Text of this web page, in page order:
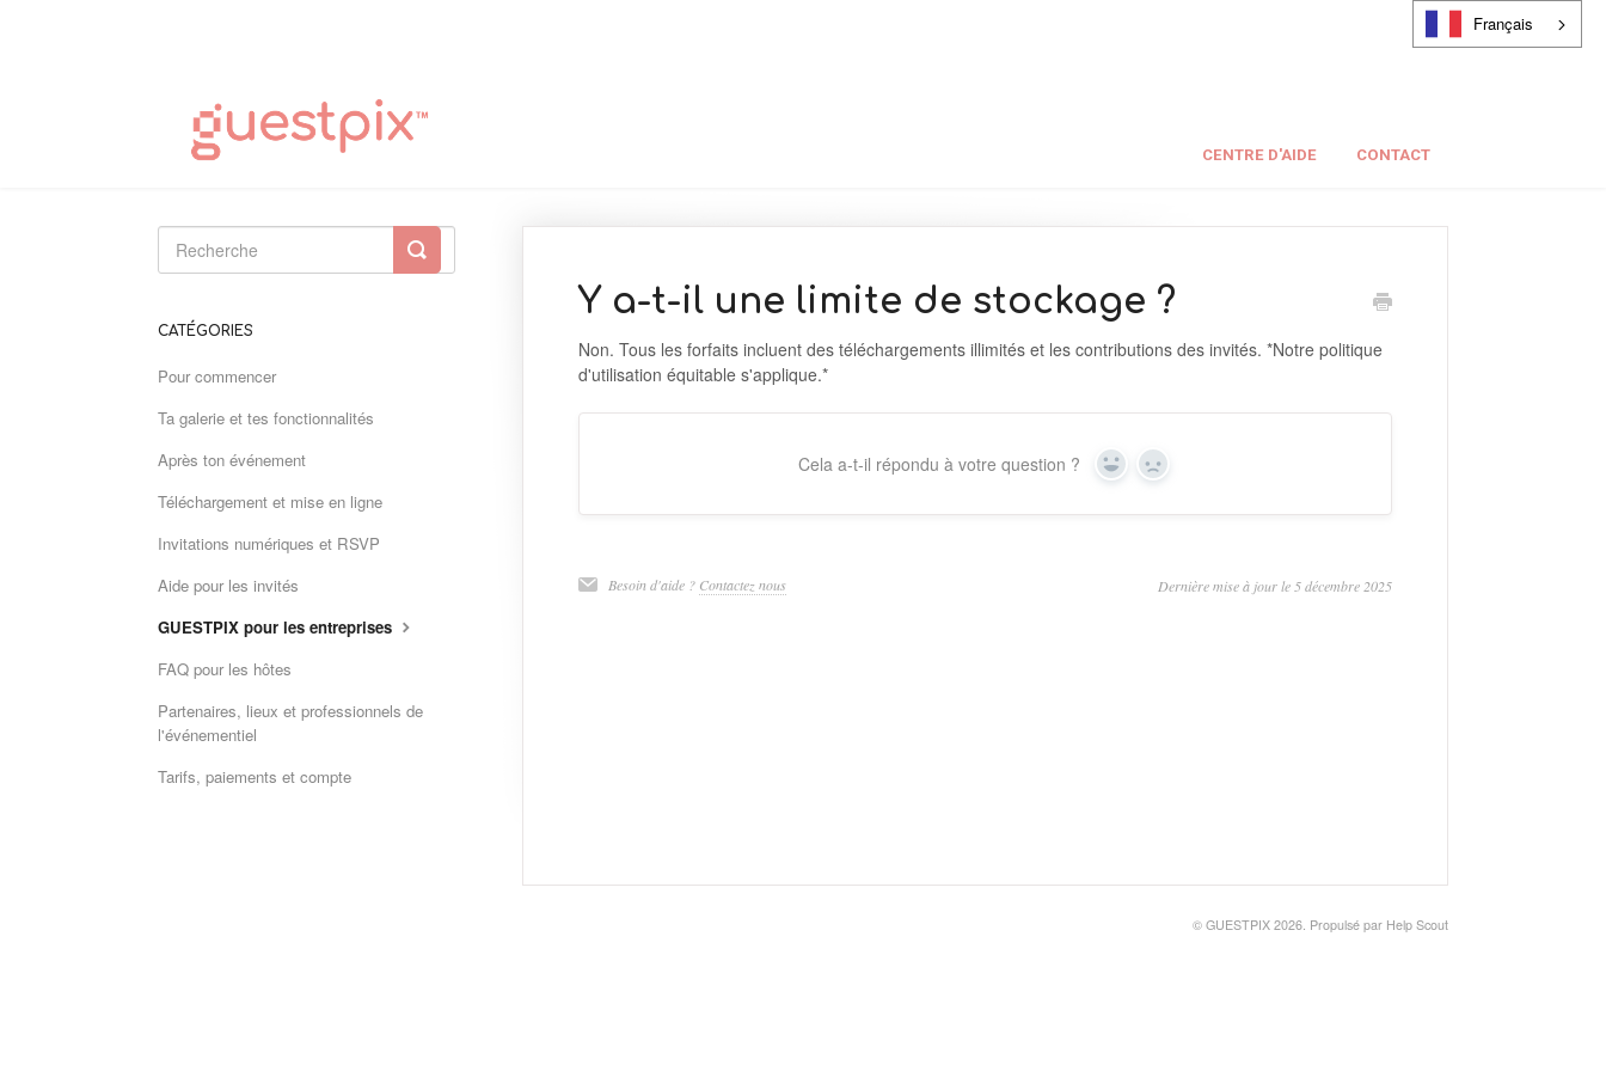
Français
CENTRE D'AIDE CONTACT
Y a-t-il une limite de stockage ?
Non. Tous les forfaits incluent des téléchargements illimités et les contributions des invités. *Notre politique
d'utilisation équitable s'applique.*
Cela a-t-il répondu à votre question ? Oui Non
Besoin d'aide ? Contactez nous Dernière mise à jour le 5 décembre 2025
Toggle
Search
CATÉGORIES
Pour commencer
Ta galerie et tes fonctionnalités
Après ton événement
Téléchargement et mise en ligne
Invitations numériques et RSVP
Aide pour les invités
GUESTPIX pour les entreprises
FAQ pour les hôtes
Partenaires, lieux et professionnels de
l'événementiel
Tarifs, paiements et compte
© GUESTPIX 2026. Propulsé par Help Scout